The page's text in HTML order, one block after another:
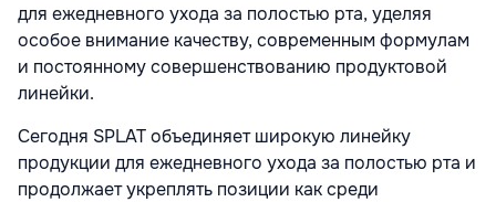
для ежедневного ухода за полостью рта, уделяя
особое внимание качеству, современным формулам
и постоянному совершенствованию продуктовой
линейки.
Сегодня SPLAT объединяет широкую линейку
продукции для ежедневного ухода за полостью рта и
продолжает укреплять позиции как среди